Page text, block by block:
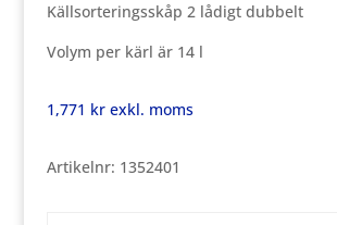
Källsorteringsskåp 2 lådigt dubbelt
Volym per kärl är 14 l
1,771 krexkl. moms
Artikelnr: 1352401